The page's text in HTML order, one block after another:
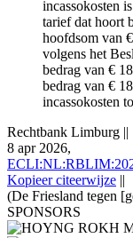
incassokosten
tarief dat hoort
hoofdsom van
volgens het
bedrag van €
bedrag van €
incassokosten
Rechtbank Limburg ||
8 apr 2026,
Kopieer citeerwijze ||
(De Friesland tegen
SPONSORS